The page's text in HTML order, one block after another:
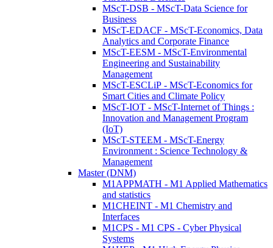
MScT-DSB - MScT-Data Science for
Business
MScT-EDACF - MScT-Economics, Data
Analytics and Corporate Finance
MScT-EESM - MScT-Environmental
Engineering and Sustainability
Management
MScT-ESCLiP - MScT-Economics for
Smart Cities and Climate Policy
MScT-IOT - MScT-Internet of Things :
Innovation and Management Program
(IoT)
MScT-STEEM - MScT-Energy
Environment : Science Technology &
Management
Master (DNM)
M1APPMATH - M1 Applied Mathematics
and statistics
M1CHEINT - M1 Chemistry and
Interfaces
M1CPS - M1 CPS - Cyber Physical
Systems